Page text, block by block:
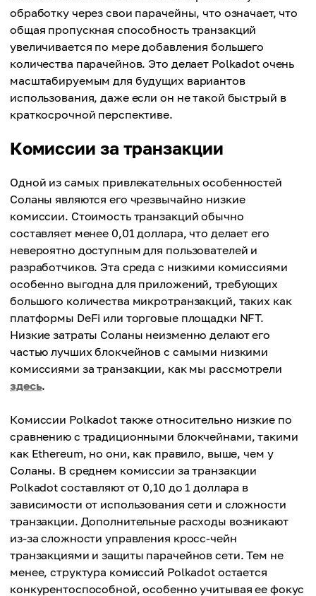
обработку через свои парачейны, что означает, что
общая пропускная способность транзакций
увеличивается по мере добавления большего
количества парачейнов. Это делает Polkadot очень
масштабируемым для будущих вариантов
использования, даже если он не такой быстрый в
краткосрочной перспективе.
Комиссии за транзакции
Одной из самых привлекательных особенностей
Соланы являются его чрезвычайно низкие
комиссии. Стоимость транзакций обычно
составляет менее 0,01 доллара, что делает его
невероятно доступным для пользователей и
разработчиков. Эта среда с низкими комиссиями
особенно выгодна для приложений, требующих
большого количества микротранзакций, таких как
платформы DeFi или торговые площадки NFT.
Низкие затраты Соланы неизменно делают его
частью лучших блокчейнов с самыми низкими
комиссиями за транзакции, как мы рассмотрели
здесь.
Комиссии Polkadot также относительно низкие по
сравнению с традиционными блокчейнами, такими
как Ethereum, но они, как правило, выше, чем у
Соланы. В среднем комиссии за транзакции
Polkadot составляют от 0,10 до 1 доллара в
зависимости от использования сети и сложности
транзакции. Дополнительные расходы возникают
из-за сложности управления кросс-чейн
транзакциями и защиты парачейнов сети. Тем не
менее, структура комиссий Polkadot остается
конкурентоспособной, особенно учитывая ее фокус